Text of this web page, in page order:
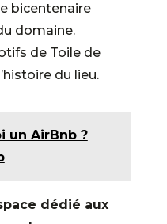
bicentenaire
domaine.
de Toile de
du lieu.
un AirBnb ?
dédié aux